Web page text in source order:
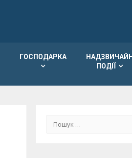
ГОСПОДАРКА
НАДЗВИЧАЙНІ
ПОДІЇ
Пошук: